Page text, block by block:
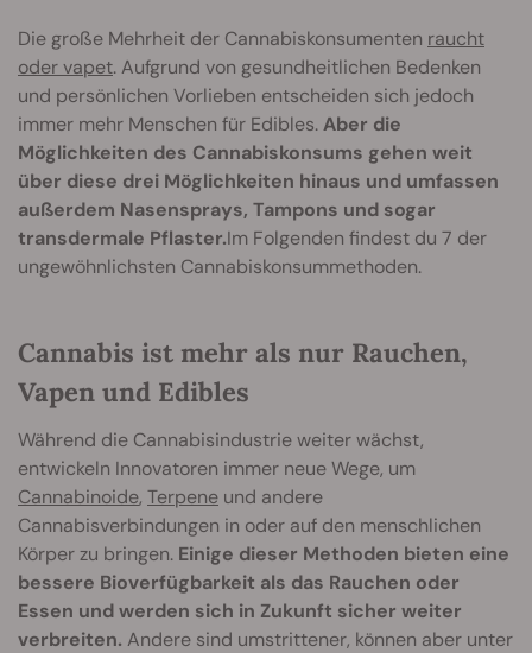
Die große Mehrheit der Cannabiskonsumenten raucht
oder vapet. Aufgrund von gesundheitlichen Bedenken
und persönlichen Vorlieben entscheiden sich jedoch
immer mehr Menschen für Edibles.Aber die
Möglichkeiten des Cannabiskonsums gehen weit
über diese drei Möglichkeiten hinaus und umfassen
außerdem Nasensprays, Tampons und sogar
transdermale Pflaster.Im Folgenden findest du 7 der
ungewöhnlichsten Cannabiskonsummethoden.
Cannabis ist mehr als nur Rauchen,
Vapen und Edibles
Während die Cannabisindustrie weiter wächst,
entwickeln Innovatoren immer neue Wege, um
Cannabinoide, Terpene und andere
Cannabisverbindungen in oder auf den menschlichen
Körper zu bringen. Einige dieser Methoden bieten eine
bessere Bioverfügbarkeit als das Rauchen oder
Essen und werden sich in Zukunft sicher weiter
verbreiten. Andere sind umstrittener, können aber unter